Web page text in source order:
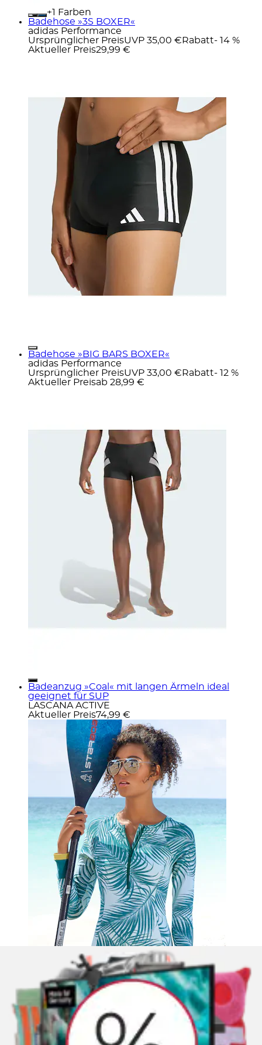
+
Farben
Badehose »3S BOXER«
adidas Performance
Ursprünglicher PreisUVP 35,00 € Rabatt- 14 %
Aktueller Preis29,99 €
Badehose »BIG BARS BOXER«
adidas Performance
Ursprünglicher PreisUVP 33,00 € Rabatt- 12 %
Aktueller Preisab 28,99 €
Badeanzug »Coal« mit langen Ärmeln ideal
geeignet für SUP
LASCANA ACTIVE
Aktueller Preis74,99 €
Badeanzug mit kontrast Einsätzen
LASCANA ACTIVE
Ursprünglicher Preisstatt 79,99 € Rabatt